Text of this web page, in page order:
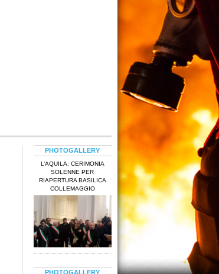
PHOTOGALLERY
L’AQUILA: CERIMONIA
SOLENNE PER
RIAPERTURA BASILICA
COLLEMAGGIO
PHOTOGALLERY